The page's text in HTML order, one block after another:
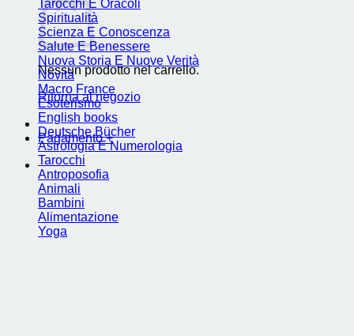
Nessun prodotto nel carrello.
Ritorna al negozio
Pagamento +
Tarocchi E Oracoli
Spiritualità
Scienza E Conoscenza
Salute E Benessere
Nuova Storia E Nuove Verità
Novità
Macro France
Esoterismo
English books
Deutsche Bücher
Astrologia E Numerologia
Tarocchi
Antroposofia
Animali
Bambini
Alimentazione
Yoga